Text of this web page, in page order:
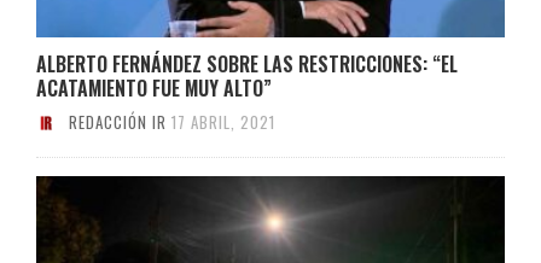
ALBERTO FERNÁNDEZ SOBRE LAS RESTRICCIONES: “EL
ACATAMIENTO FUE MUY ALTO”
REDACCIÓN IR 17 ABRIL, 2021